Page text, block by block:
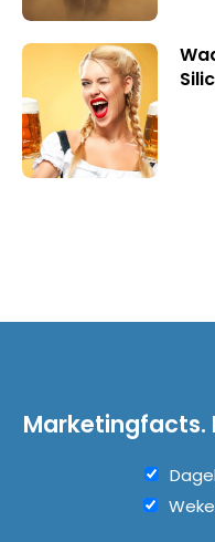
Marketingfacts.